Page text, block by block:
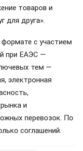
товаров и
для друга».
с участием
при ЕАЭС —
тем —
электронная
и
перевозок. По
соглашений.